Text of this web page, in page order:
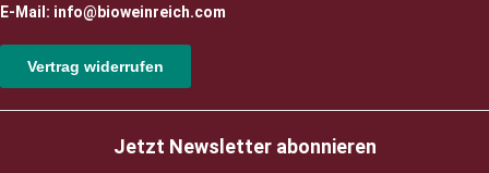
E-Mail: info@bioweinreich.com
Vertrag widerrufen
Jetzt Newsletter abonnieren